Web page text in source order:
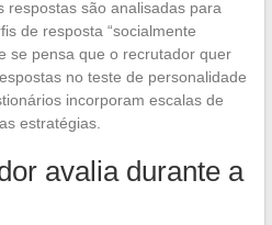
respostas são analisadas para
de resposta “socialmente
se pensa que o recrutador quer
no teste de personalidade
incorporam escalas de
estratégias.
avalia durante a